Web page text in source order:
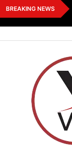
Skip
to
BREAKING NEWS